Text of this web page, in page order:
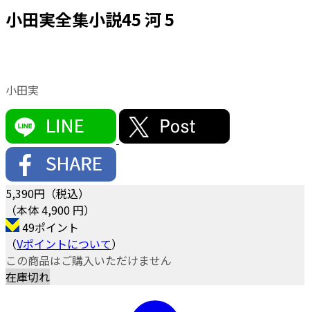
小田実全集小説45 河 5
小田実
5,390円（税込）
（本体 4,900 円）
49ポイント
（Vポイントについて）
この商品はご購入いただけません
在庫切れ